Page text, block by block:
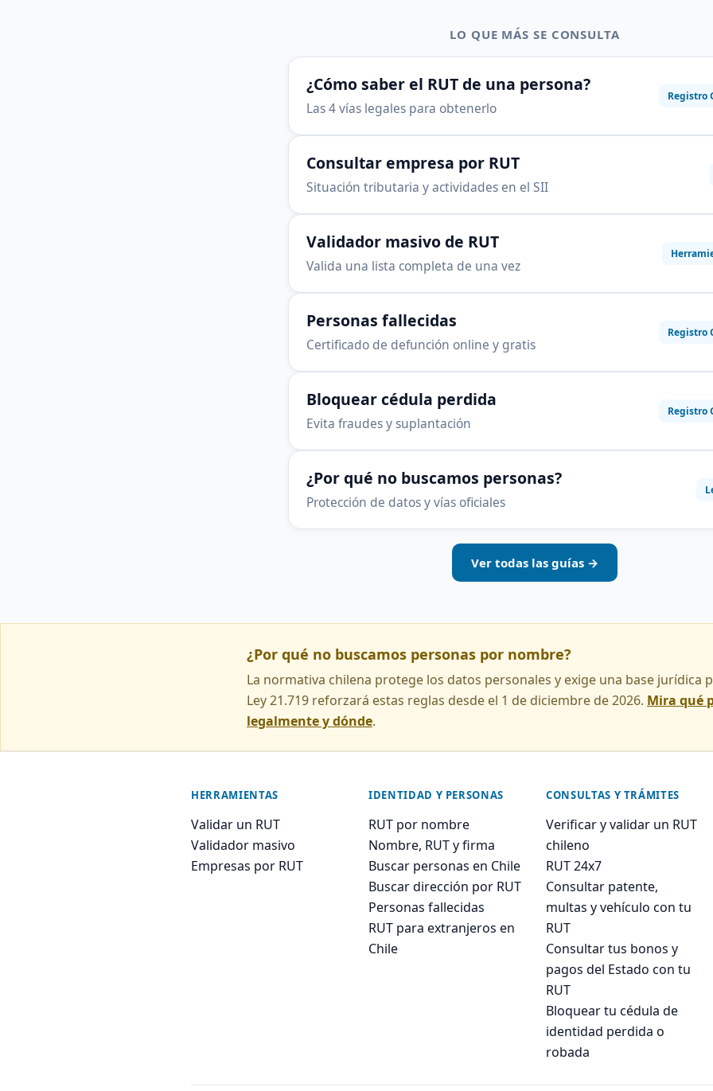
LO QUE MÁS SE CONSULTA
¿Cómo saber el RUT de una persona?
Las 4 vías legales para obtenerlo
Registro
Consultar empresa por RUT
Situación tributaria y actividades en el SII
Validador masivo de RUT
Valida una lista completa de una vez
Personas fallecidas
Certificado de defunción online y gratis
Registro
Bloquear cédula perdida
Evita fraudes y suplantación
Registro
¿Por qué no buscamos personas?
Protección de datos y vías oficiales
Ver todas las guías →
¿Por qué no buscamos personas por nombre?
La normativa chilena protege los datos personales y exige una base jurídica
Ley 21.719 reforzará estas reglas desde el 1 de diciembre de 2026. Mira qué
legalmente y dónde.
HERRAMIENTAS
Validar un RUT
Validador masivo
Empresas por RUT
IDENTIDAD Y PERSONAS
RUT por nombre
Nombre, RUT y firma
Buscar personas en Chile
Buscar dirección por RUT
Personas fallecidas
RUT para extranjeros en
Chile
CONSULTAS Y TRÁMITES
Verificar y validar un RUT
chileno
RUT 24x7
Consultar patente,
multas y vehículo con tu
RUT
Consultar tus bonos y
pagos del Estado con tu
RUT
Bloquear tu cédula de
identidad perdida o
robada